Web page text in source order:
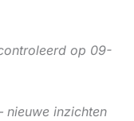
op 09-
nieuwe inzichten